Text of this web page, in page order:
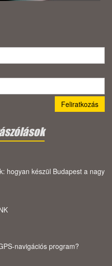
hogyan készül Budapest a nagy
navigációs program?